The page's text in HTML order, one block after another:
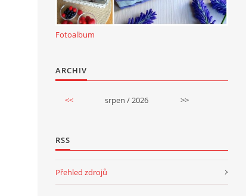
Fotoalbum
ARCHIV
<< srpen / 2026 >>
RSS
Přehled zdrojů